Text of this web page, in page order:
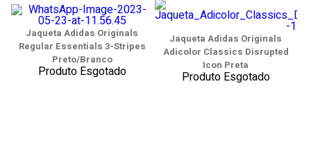
Jaqueta Adidas Originals
Regular Essentials 3-Stripes
Preto/Branco
Produto Esgotado
Jaqueta Adidas Originals
Adicolor Classics Disrupted
Icon Preta
Produto Esgotado